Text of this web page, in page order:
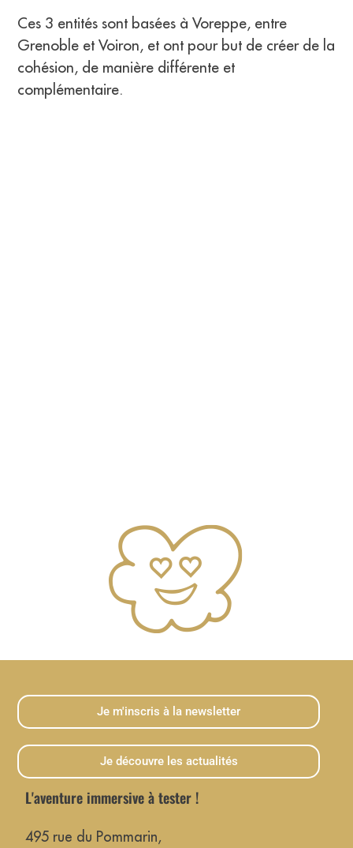
Ces 3 entités sont basées à Voreppe, entre
Grenoble et Voiron, et ont pour but de créer de la
cohésion, de manière différente et
complémentaire.
Je m'inscris à la newsletter
Je découvre les actualités
L'aventure immersive à tester !
495 rue du Pommarin,